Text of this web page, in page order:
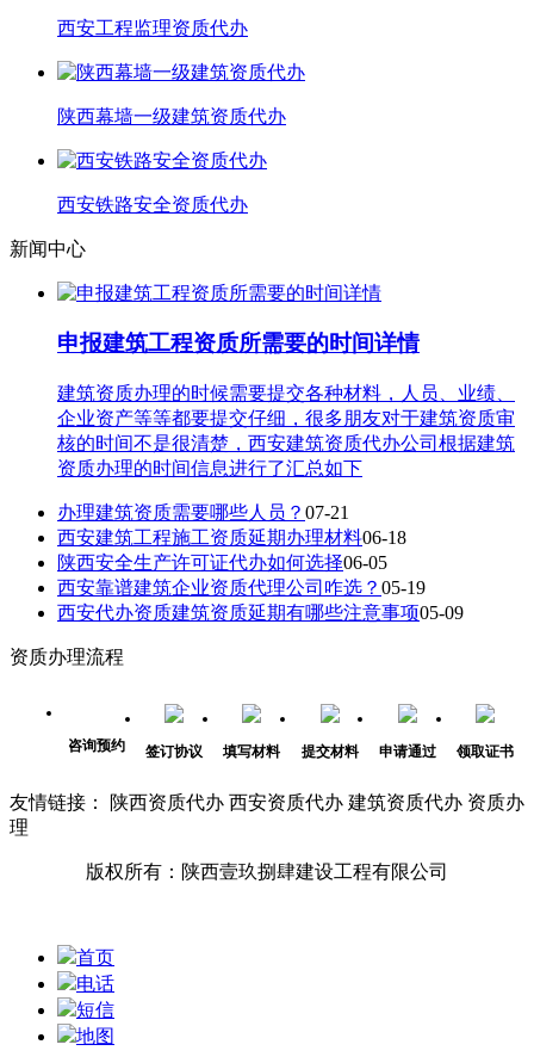
西安工程监理资质代办
陕西幕墙一级建筑资质代办
西安铁路安全资质代办
新闻中心
申报建筑工程资质所需要的时间详情
建筑资质办理的时候需要提交各种材料，人员、业绩、
企业资产等等都要提交仔细，很多朋友对于建筑资质审
核的时间不是很清楚，西安建筑资质代办公司根据建筑
资质办理的时间信息进行了汇总如下
办理建筑资质需要哪些人员？ 07-21
西安建筑工程施工资质延期办理材料06-18
陕西安全生产许可证代办如何选择06-05
西安靠谱建筑企业资质代理公司咋选？ 05-19
西安代办资质建筑资质延期有哪些注意事项05-09
资质办理流程
咨询预约 签订协议 填写材料 提交材料 申请通过 领取证书
友情链接： 陕西资质代办 西安资质代办 建筑资质代办 资质办
理
版权所有：陕西壹玖捌肆建设工程有限公司
首页
电话
短信
地图